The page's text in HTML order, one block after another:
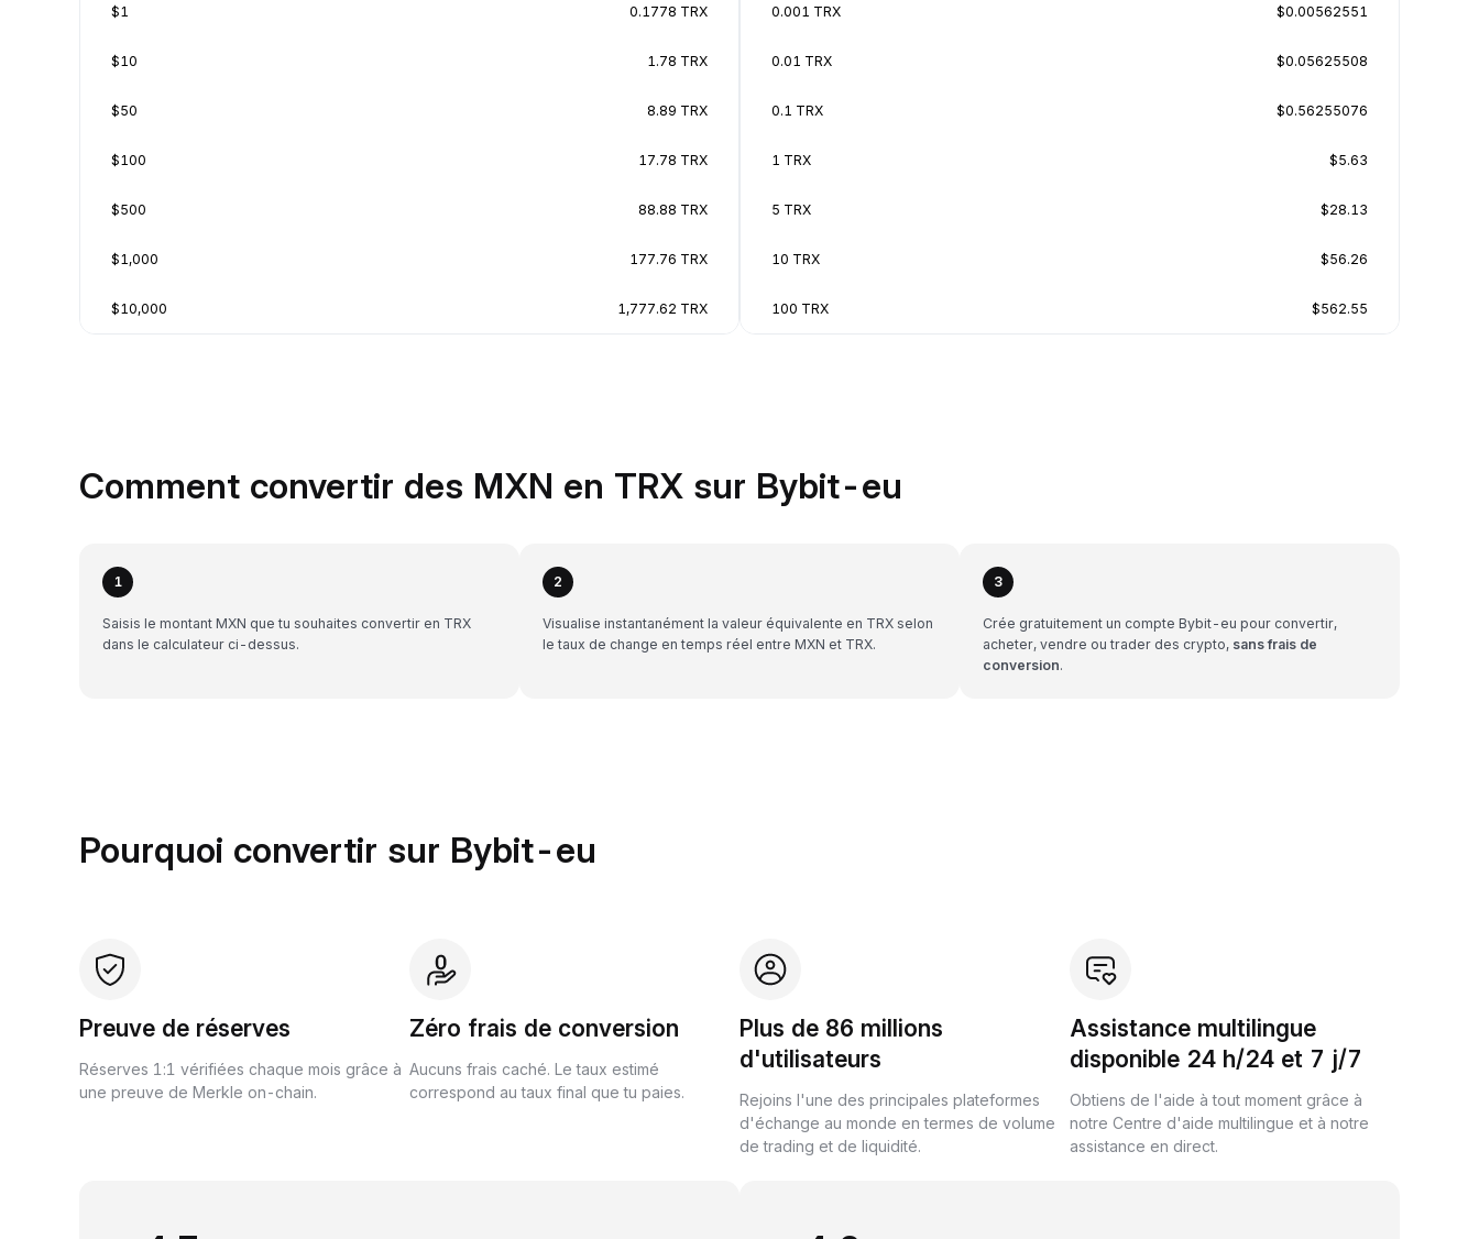
$1 0.1778 TRX
$10 1.78 TRX
$50 8.89 TRX
$100 17.78 TRX
$500 88.88 TRX
$1,000 177.76 TRX
$10,000 1,777.62 TRX
0.001 TRX $0.00562551
0.01 TRX $0.05625508
0.1 TRX $0.56255076
1 TRX $5.63
5 TRX $28.13
10 TRX $56.26
100 TRX $562.55
Comment convertir des MXN en TRX sur Bybit-eu
1
Saisis le montant MXN que tu souhaites convertir en TRX
dans le calculateur ci-dessus.
2
Visualise instantanément la valeur équivalente en TRX selon
le taux de change en temps réel entre MXN et TRX.
3
Crée gratuitement un compte Bybit-eu pour convertir,
acheter, vendre ou trader des crypto, sans frais de
conversion.
Pourquoi convertir sur Bybit-eu
Preuve de réserves
Réserves 1:1 vérifiées chaque mois grâce à
une preuve de Merkle on-chain.
Zéro frais de conversion
Aucuns frais caché. Le taux estimé
correspond au taux final que tu paies.
Plus de 86 millions
d'utilisateurs
Rejoins l'une des principales plateformes
d'échange au monde en termes de volume
de trading et de liquidité.
Assistance multilingue
disponible 24 h/24 et 7 j/7
Obtiens de l'aide à tout moment grâce à
notre Centre d'aide multilingue et à notre
assistance en direct.